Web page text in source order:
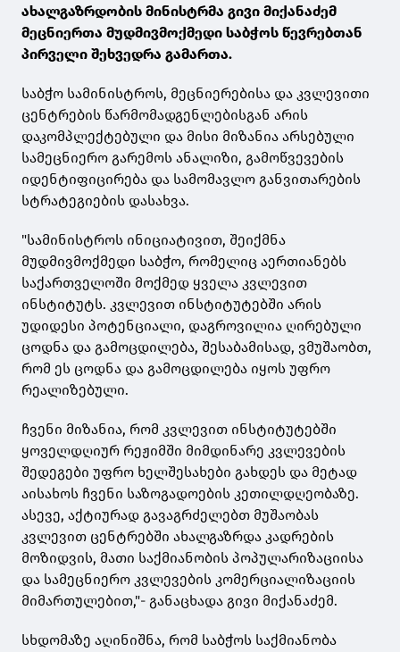
ახალგაზრდობის მინისტრმა გივი მიქანაძემ
მეცნიერთა მუდმივმოქმედი საბჭოს წევრებთან
პირველი შეხვედრა გამართა.
საბჭო სამინისტროს, მეცნიერებისა და კვლევითი
ცენტრების წარმომადგენლებისგან არის
დაკომპლექტებული და მისი მიზანია არსებული
სამეცნიერო გარემოს ანალიზი, გამოწვევების
იდენტიფიცირება და სამომავლო განვითარების
სტრატეგიების დასახვა.
"სამინისტროს ინიციატივით, შეიქმნა
მუდმივმოქმედი საბჭო, რომელიც აერთიანებს
საქართველოში მოქმედ ყველა კვლევით
ინსტიტუტს. კვლევით ინსტიტუტებში არის
უდიდესი პოტენციალი, დაგროვილია ღირებული
ცოდნა და გამოცდილება, შესაბამისად, ვმუშაობთ,
რომ ეს ცოდნა და გამოცდილება იყოს უფრო
რეალიზებული.
ჩვენი მიზანია, რომ კვლევით ინსტიტუტებში
ყოველდღიურ რეჟიმში მიმდინარე კვლევების
შედეგები უფრო ხელშესახები გახდეს და მეტად
აისახოს ჩვენი საზოგადოების კეთილდღეობაზე.
ასევე, აქტიურად გავაგრძელებთ მუშაობას
კვლევით ცენტრებში ახალგაზრდა კადრების
მოზიდვის, მათი საქმიანობის პოპულარიზაციისა
და სამეცნიერო კვლევების კომერციალიზაციის
მიმართულებით,"- განაცხადა გივი მიქანაძემ.
სხდომაზე აღინიშნა, რომ საბჭოს საქმიანობა